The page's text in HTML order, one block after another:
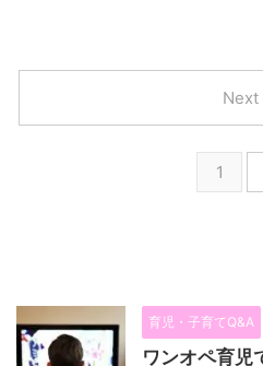
1
Next
育児・子育てQ&A
ワンオペ育児